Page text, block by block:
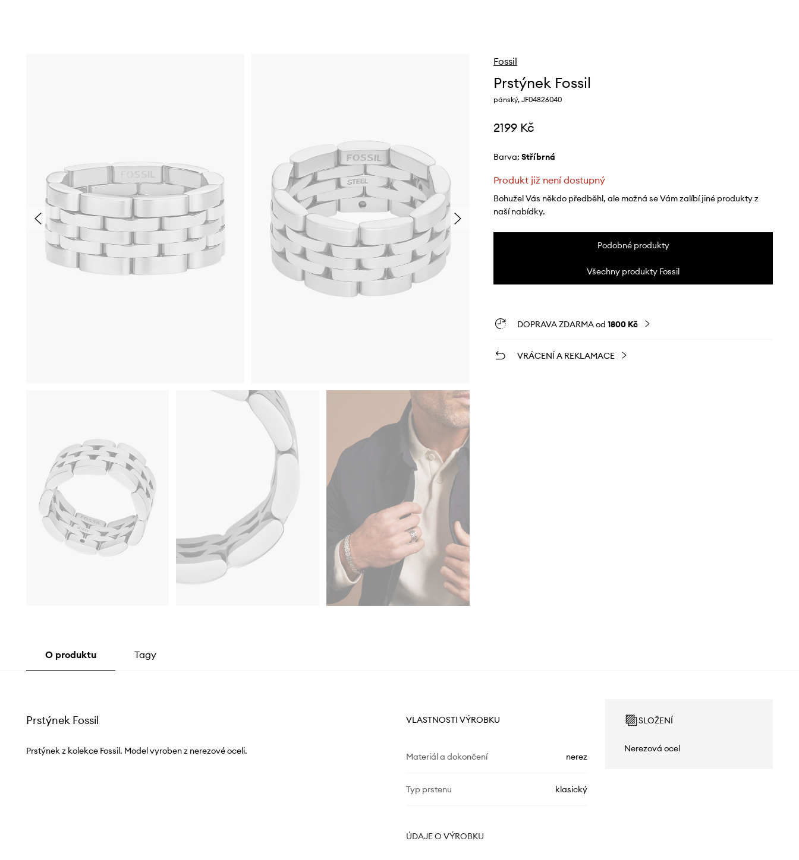
Fossil
Prstýnek Fossil
pánský, JF04826040
2199 Kč
Barva: stříbrná
Produkt již není dostupný
Bohužel Vás někdo předběhl, ale možná se Vám zalíbí jiné produkty z
naší nabídky.
Podobné produkty
Všechny produkty Fossil
DOPRAVA ZDARMA od 1800 Kč
VRÁCENÍ A REKLAMACE
O produktu Tagy
Prstýnek Fossil
Prstýnek z kolekce Fossil. Model vyroben z nerezové oceli.
VLASTNOSTI VÝROBKU
Materiál a dokončení nerez
Typ prstenu klasický
ÚDAJE O VÝROBKU
SLOŽENÍ
Nerezová ocel